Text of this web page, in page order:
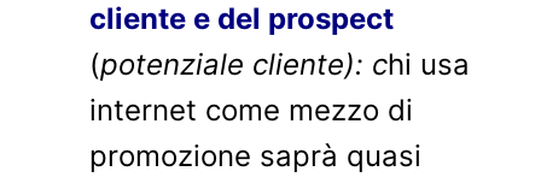
cliente e del prospect
(potenziale cliente): chi usa
internet come mezzo di
promozione saprà quasi